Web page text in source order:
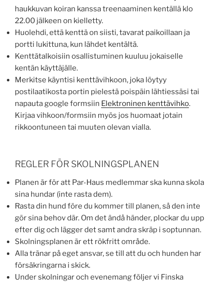
haukkuvan koiran kanssa treenaaminen kentällä klo
22.00 jälkeen on kielletty.
Huolehdi, että kenttä on siisti, tavarat paikoillaan ja
portti lukittuna, kun lähdet kentältä.
Kenttätalkoisiin osallistuminen kuuluu jokaiselle
kentän käyttäjälle.
Merkitse käyntisi kenttävihkoon, joka löytyy
postilaatikosta portin pielestä poispäin lähtiessäsi tai
napauta google formsiin Elektroninen kenttävihko.
Kirjaa vihkoon/formsiin myös jos huomaat jotain
rikkoontuneen tai muuten olevan vialla.
REGLER FÖR SKOLNINGSPLANEN
Planen är för att Par-Haus medlemmar ska kunna skola
sina hundar (inte rasta dem).
Rasta din hund före du kommer till planen, så den inte
gör sina behov där. Om det ändå händer, plockar du upp
efter dig och lägger det samt andra skräp i soptunnan.
Skolningsplanen är ett rökfritt område.
Alla tränar på eget ansvar, se till att du och hunden har
försäkringarna i skick.
Under skolningar och evenemang följer vi Finska